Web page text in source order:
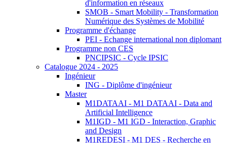
d'information en réseaux
SMOB - Smart Mobility - Transformation
Numérique des Systèmes de Mobilité
Programme d'échange
PEI - Echange international non diplomant
Programme non CES
PNCIPSIC - Cycle IPSIC
Catalogue 2024 - 2025
Ingénieur
ING - Diplôme d'ingénieur
Master
M1DATAAI - M1 DATAAI - Data and
Artificial Intelligence
M1IGD - M1 IGD - Interaction, Graphic
and Design
M1REDESI - M1 DES - Recherche en